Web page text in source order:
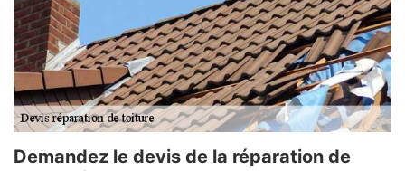
Demandez le devis de la réparation de